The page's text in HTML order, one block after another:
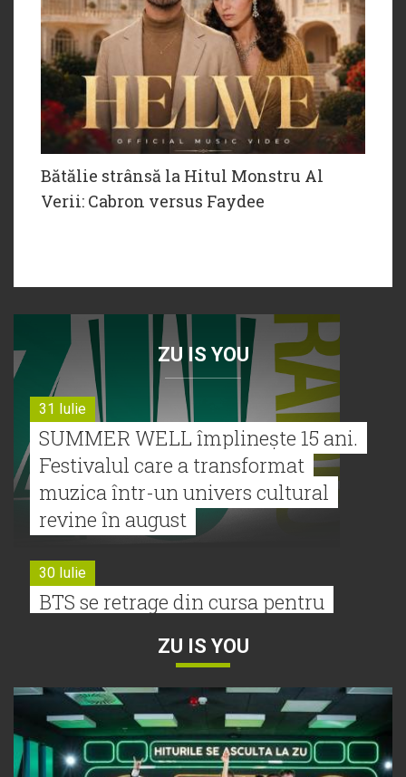
Bătălie strânsă la Hitul Monstru Al
Verii: Cabron versus Faydee
ZU IS YOU
31 Iulie
SUMMER WELL împlinește 15 ani.
Festivalul care a transformat
muzica într-un univers cultural
revine în august
30 Iulie
BTS se retrage din cursa pentru
Tyla a lansat un nou album:
„A*Pop”
ZU IS YOU